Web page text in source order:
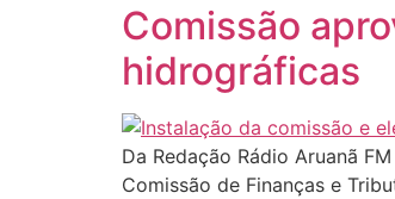
Comissão
hidrográficas
Da Redação Rádio Aruanã
Comissão de Finanças e